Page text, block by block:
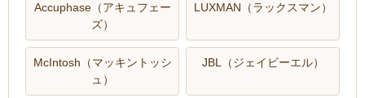
Accuphase（アキュフェー
ズ）
LUXMAN（ラックスマン）
McIntosh（マッキントッシ
ュ）
JBL（ジェイビーエル）